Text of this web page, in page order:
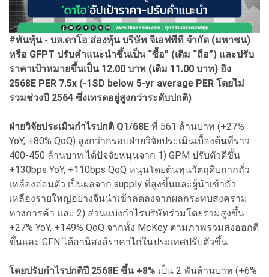
#ทันหุ้น - บล.ดาโอ ส่องหุ้น บริษัท จีเอฟพีที จำกัด (มหาชน)
หรือ GFPT ปรับคำแนะนำขึ้นเป็น “ซื้อ” (เดิม “ถือ”) และปรับ
ราคาเป้าหมายขึ้นเป็น 12.00 บาท (เดิม 11.00 บาท) อิง
2568E PER 7.5x (-1SD below 5-yr average PER โดยไม่
รวมช่วงปี 2564 ซึ่งเทรดอยู่สูงกว่าระดับปกติ)
ฝ่ายวิจัยประเมินกำไรปกติ Q1/68E ที่ 561 ล้านบาท (+27%
YoY, +80% QoQ) สูงกว่ากรอบฝ่ายวิจัยประเมินเบื้องต้นที่ราว
400-450 ล้านบาท ได้ปัจจัยหนุนจาก 1) GPM ปรับตัวดีขึ้น
+130bps YoY, +110bps QoQ หนุนโดยต้นทุนวัตถุดิบกากถั่ว
เหลืองอ่อนตัว เป็นผลจาก supply ที่สูงขึ้นและผู้นำเข้าถั่ว
เหลืองรายใหญ่อย่างจีนนำเข้าลดลงจากผลกระทบสงคราม
ทางการค้า และ 2) ส่วนแบ่งกำไรบริษัทร่วมโดยรวมสูงขึ้น
+27% YoY, +149% QoQ จากทั้ง McKey ตามภาพรวมส่งออกดี
ขึ้นและ GFN ได้อานิสงส์ราคาไก่ในประเทศปรับตัวขึ้น
โดยปรับกำไรปกติปี 2568E ขึ้น +8% เป็น 2 พันล้านบาท (+6%